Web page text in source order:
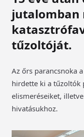
jutalomban
tűzoltóját.
Az őrs parancsnoka
hirdette ki a tűzoltók
elismeréseiket,
hivatásukhoz.